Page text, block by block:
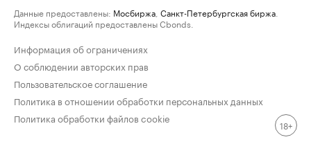
Данные предоставлены: Мосбиржа Санкт-Петербургская биржа
Индексы облигаций предоставлены Cbonds.
Информация об ограничениях
О соблюдении авторских прав
Пользовательское соглашение
Политика в отношении обработки персональных данных
Политика обработки файлов cookie
18+